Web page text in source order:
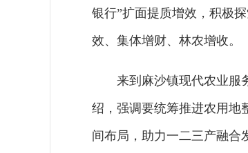
银行”扩面提质增效，积极
效、集体增财、林农增收。
来到麻沙镇现代农业服
绍，强调要统筹推进农用地
间布局，助力一二三产融合